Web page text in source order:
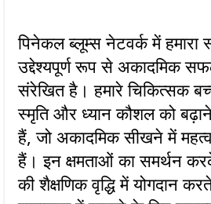
पिनेकल ब्लूम्स नेटवर्क में हमारा
उद्देश्यपूर्ण रूप से अकादमिक
संरेखित है। हमारे चिकित्सक
स्मृति और ध्यान कौशल को
हैं, जो अकादमिक सीखने में
हैं। इन क्षमताओं का समर्थन
की शैक्षणिक वृद्धि में योगदान